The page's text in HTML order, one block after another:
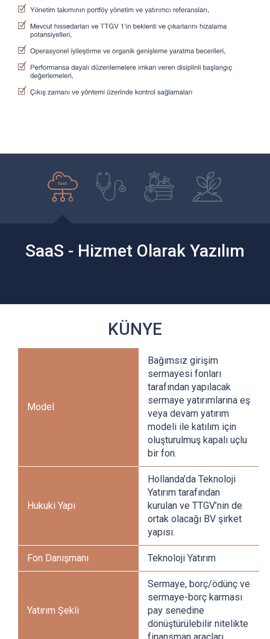
SaaS - Hizmet Olarak Yazılım
KÜNYE
Model
Bağımsız girişim
sermayesi fonları
tarafından yapılacak
sermaye yatırımlarına eş
veya devam yatırım
modeli ile katılım için
oluşturulmuş kapalı uçlu
bir fon.
Hukuki Yapı
Hollanda’da Teknoloji
Yatırım tarafından
kurulan ve TTGV’nin de
ortak olacağı BV şirket
yapısı.
Fon Danışmanı Teknoloji Yatırım
Yatırım Şekli
Sermaye, borç/ödünç ve
sermaye-borç karması
pay senedine
dönüştürülebilir nitelikte